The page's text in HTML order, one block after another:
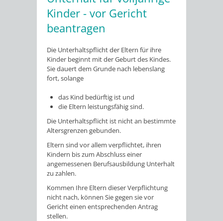
Kinder - vor Gericht
beantragen
Die Unterhaltspflicht der Eltern für ihre
Kinder beginnt mit der Geburt des Kindes.
Sie dauert dem Grunde nach lebenslang
fort, solange
das Kind bedürftig ist und
die Eltern leistungsfähig sind.
Die Unterhaltspflicht ist nicht an bestimmte
Altersgrenzen gebunden.
Eltern sind vor allem verpflichtet, ihren
Kindern bis zum Abschluss einer
angemessenen Berufsausbildung Unterhalt
zu zahlen.
Kommen Ihre Eltern dieser Verpflichtung
nicht nach, können Sie gegen sie vor
Gericht einen entsprechenden Antrag
stellen.